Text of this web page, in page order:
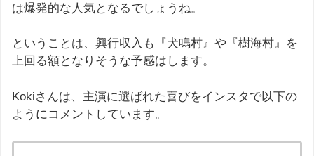
は爆発的な人気となるでしょうね。
ということは、興行収入も『犬鳴村』や『樹海村』を
上回る額となりそうな予感はします。
Kokiさんは、主演に選ばれた喜びをインスタで以下の
ようにコメントしています。